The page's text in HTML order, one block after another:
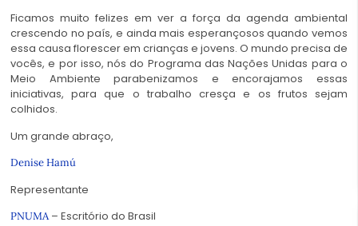
Ficamos muito felizes em ver a força da agenda ambiental
crescendo no país, e ainda mais esperançosos quando vemos
essa causa florescer em crianças e jovens. O mundo precisa de
vocês, e por isso, nós do Programa das Nações Unidas para o
Meio Ambiente parabenizamos e encorajamos essas
iniciativas, para que o trabalho cresça e os frutos sejam
colhidos.
Um grande abraço,
Denise Hamú
Representante
PNUMA– Escritório do Brasil